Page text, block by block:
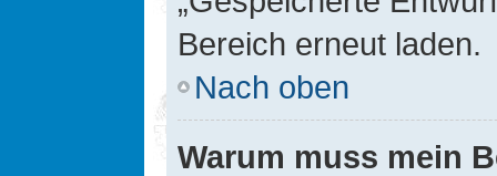
Bereich erneut laden.
Nach oben
Warum muss mein